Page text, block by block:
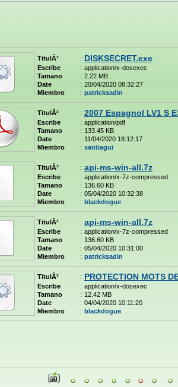
TitulÃ³ : DISKSECRET.exe
Escribe : application/x-dosexec
Tamano
: 2.22 MB
Date
: 20/04/2020 08:32:27
Miembro
: patricksadin
TitulÃ³ : 2007 Espagnol LV1 S
Escribe : application/pdf
Tamano
: 133.45 KB
Date
: 11/04/2020 18:12:17
Miembro
: santiagui
TitulÃ³ : api-ms-win-all.7z
Escribe : application/x-7z-compressed
Tamano
: 136.60 KB
Date
: 05/04/2020 10:32:38
Miembro
: blackdogue
TitulÃ³ : api-ms-win-all.7z
Escribe : application/x-7z-compressed
Tamano
: 136.60 KB
Date
: 05/04/2020 10:31:00
Miembro
: patricksadin
TitulÃ³ : PROTECTION MOTS
Escribe : application/x-dosexec
Tamano
: 12.42 MB
Date
: 04/04/2020 10:11:20
Miembro
: blackdogue